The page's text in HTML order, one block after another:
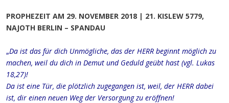
PROPHEZEIT AM 29. NOVEMBER 2018 | 21. KISLEW 5779,
NAJOTH BERLIN – SPANDAU
„Da ist das für dich Unmögliche, das der HERR beginnt möglich zu
machen, weil du dich in Demut und Geduld geübt hast (vgl. Lukas
18,27)!
Da ist eine Tür, die plötzlich zugegangen ist, weil, der HERR dabei
ist, dir einen neuen Weg der Versorgung zu eröffnen!